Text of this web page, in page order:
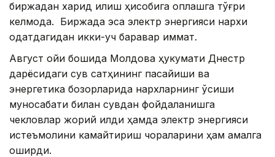
биржадан харид қилиш ҳисобига қоплашга тўғри
келмоқда. Биржада эса электр энергияси нархи
одатдагидан икки-уч баравар қиммат.
Август ойи бошида Молдова ҳукумати Днестр
дарёсидаги сув сатҳининг пасайиши ва
энергетика бозорларида нархларнинг ўсиши
муносабати билан сувдан фойдаланишга
чекловлар жорий қилди ҳамда электр энергияси
истеъмолини камайтириш чораларини ҳам амалга
оширди.